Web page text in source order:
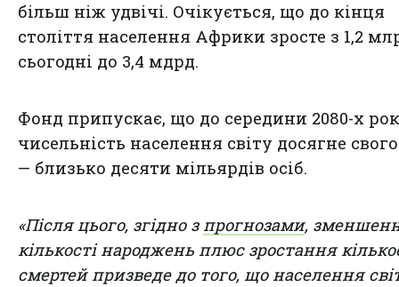
більш ніж удвічі. Очікується, що до кінця
століття населення Африки зросте з 1,2
сьогодні до 3,4 мдрд.
Фонд припускає, що до середини 2080-х
чисельність населення світу досягне
— близько десяти мільярдів осіб.
«Після цього, згідно з прогнозами,
кількості народжень плюс зростання
смертей призведе до того, що населення